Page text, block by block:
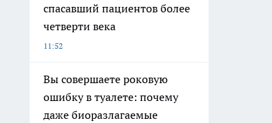
спасавший пациентов более
четверти века
11:52
Вы совершаете роковую
ошибку в туалете: почему
даже биоразлагаемые